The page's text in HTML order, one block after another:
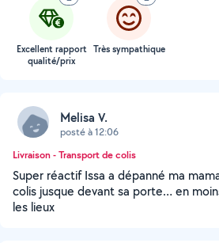
Excellent rapport
qualité/prix
Très sympathique
Melisa V.
posté à 12:06
Livraison - Transport de colis
Super réactif Issa a dépanné ma
colis jusque devant sa porte… en
les lieux